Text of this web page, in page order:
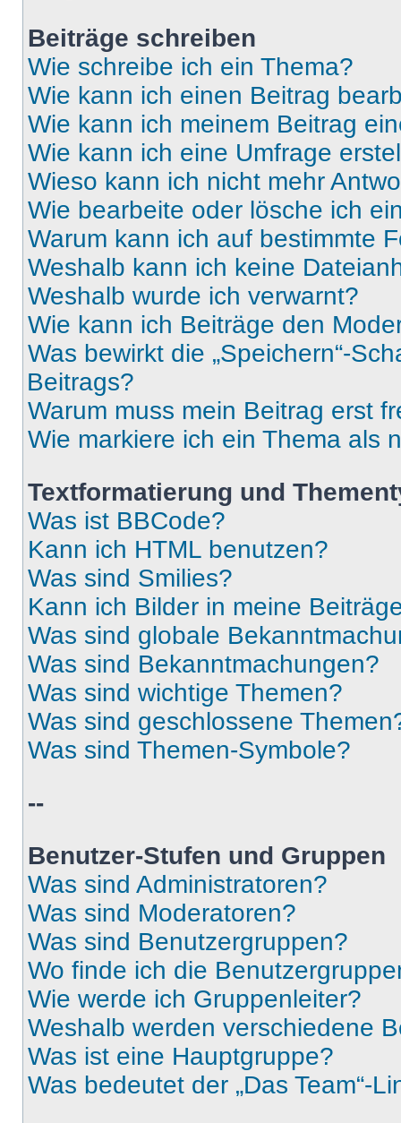
Beiträge schreiben
Wie schreibe ich ein Thema?
Wie kann ich einen Beitrag
Wie kann ich meinem Beitrag
Wie kann ich eine Umfrage
Wieso kann ich nicht mehr
Wie bearbeite oder lösche ich
Warum kann ich auf bestimmte
Weshalb kann ich keine
Weshalb wurde ich verwarnt?
Wie kann ich Beiträge den
Was bewirkt die „Speichern“-
Beitrags?
Warum muss mein Beitrag erst
Wie markiere ich ein Thema als
Textformatierung und
Was ist BBCode?
Kann ich HTML benutzen?
Was sind Smilies?
Kann ich Bilder in meine
Was sind globale
Was sind Bekanntmachungen?
Was sind wichtige Themen?
Was sind geschlossene
Was sind Themen-Symbole?
--
Benutzer-Stufen und Gruppen
Was sind Administratoren?
Was sind Moderatoren?
Was sind Benutzergruppen?
Wo finde ich die
Wie werde ich Gruppenleiter?
Weshalb werden verschiedene
Was ist eine Hauptgruppe?
Was bedeutet der „Das Team“-